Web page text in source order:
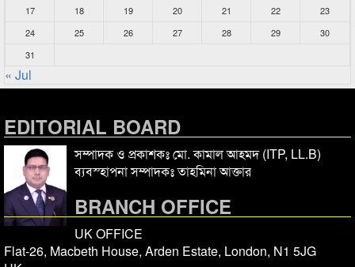
17
18 19 20 21 22
23
24
25 26 27 28 29
30
31
« Jul
EDITORIAL BOARD
সম্পাদক ও প্রকাশকঃ মো. কামাল আহমদ (ITP, LL.B)
ব্যবস্হাপনা সম্পাদকঃ তাহমিনা আক্তার
BRANCH OFFICE
UK OFFICE
Flat-26, Macbeth House, Arden Estate, London, N1 5JG